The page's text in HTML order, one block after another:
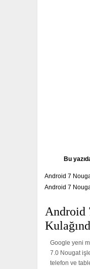
Bu
Android 7
Android 7
Android
Google yeni
7.0 Nougat
telefon ve